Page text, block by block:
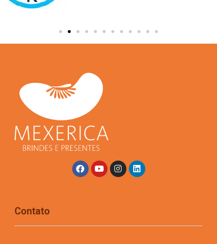
Contato